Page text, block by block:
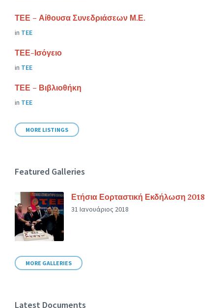
ΤΕΕ – Αίθουσα Συνεδριάσεων Μ.Ε.
in ΤΕΕ
ΤΕΕ-Ισόγειο
in ΤΕΕ
ΤΕΕ – Βιβλιοθήκη
in ΤΕΕ
MORE LISTINGS
Featured Galleries
Ετήσια Εορταστική Εκδήλωση 2018
31 Ιανουάριος 2018
MORE GALLERIES
Latest Documents